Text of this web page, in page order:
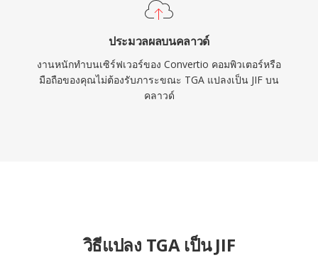
ประมวลผลบนคลาวด์
งานหนักทำบนเซิร์ฟเวอร์ของ Convertio คอมพิวเตอร์หรือ
มือถือของคุณไม่ต้องรับภาระขณะ TGA แปลงเป็น JIF บน
คลาวด์
วิธีแปลง TGA เป็น JIF